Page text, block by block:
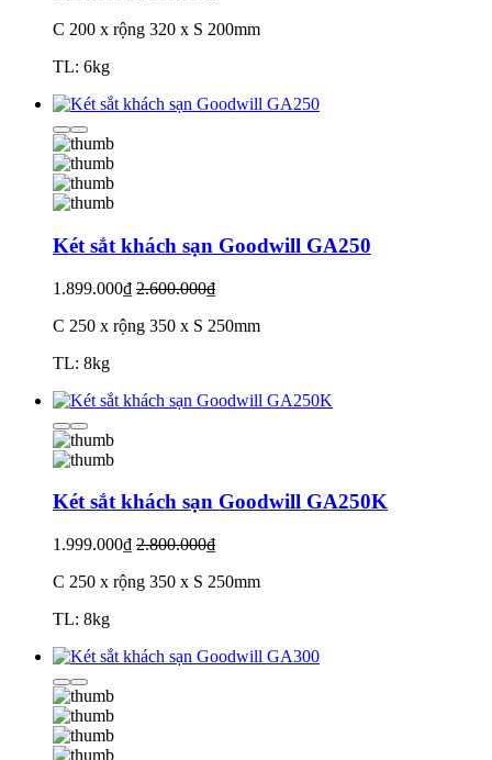
C 200 x rộng 320 x S 200mm
TL: 6kg
Két sắt khách sạn Goodwill GA250
1.899.000₫ 2.600.000₫
C 250 x rộng 350 x S 250mm
TL: 8kg
Két sắt khách sạn Goodwill GA250K
1.999.000₫ 2.800.000₫
C 250 x rộng 350 x S 250mm
TL: 8kg